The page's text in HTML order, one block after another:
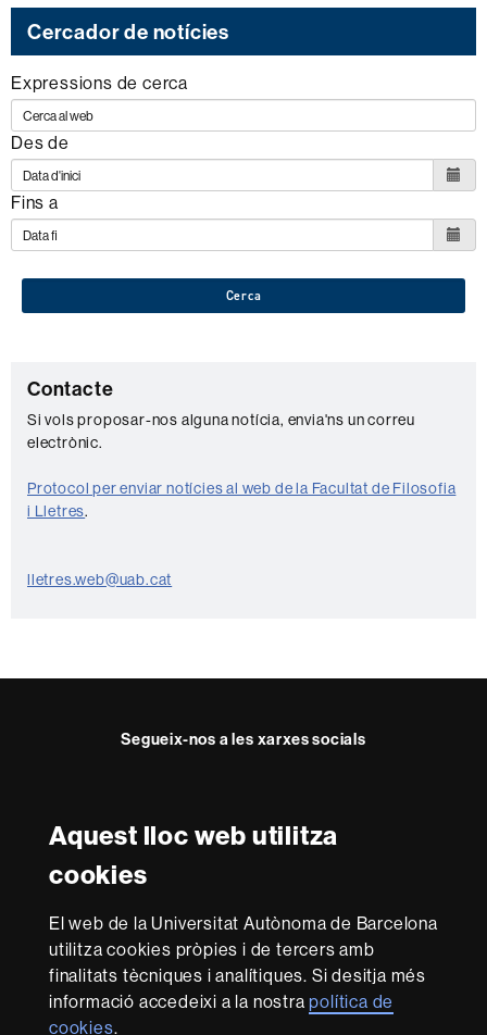
Aquest lloc web utilitza
cookies
El web de la Universitat Autònoma de Barcelona
utilitza cookies pròpies i de tercers amb
finalitats tècniques i analítiques. Si desitja més
informació accedeixi a la nostrapolítica de
cookies.
Cercador de notícies
Expressions de cerca
Des de
Fins a
Cerca
C
o
n
t
a
t
Contacte
Si vols proposar-nos alguna notícia, envia'ns un correu
electrònic.
Protocol per enviar notícies al web de la Facultat de Filosofia
i Lletres.
lletres.web@uab.cat
Segueix-nos a les xarxes socials
FFLFFLFFLFFL
Reconeixement internacional de l'excel·lència
in
Research
-
Euraxess
Amb el finançament de